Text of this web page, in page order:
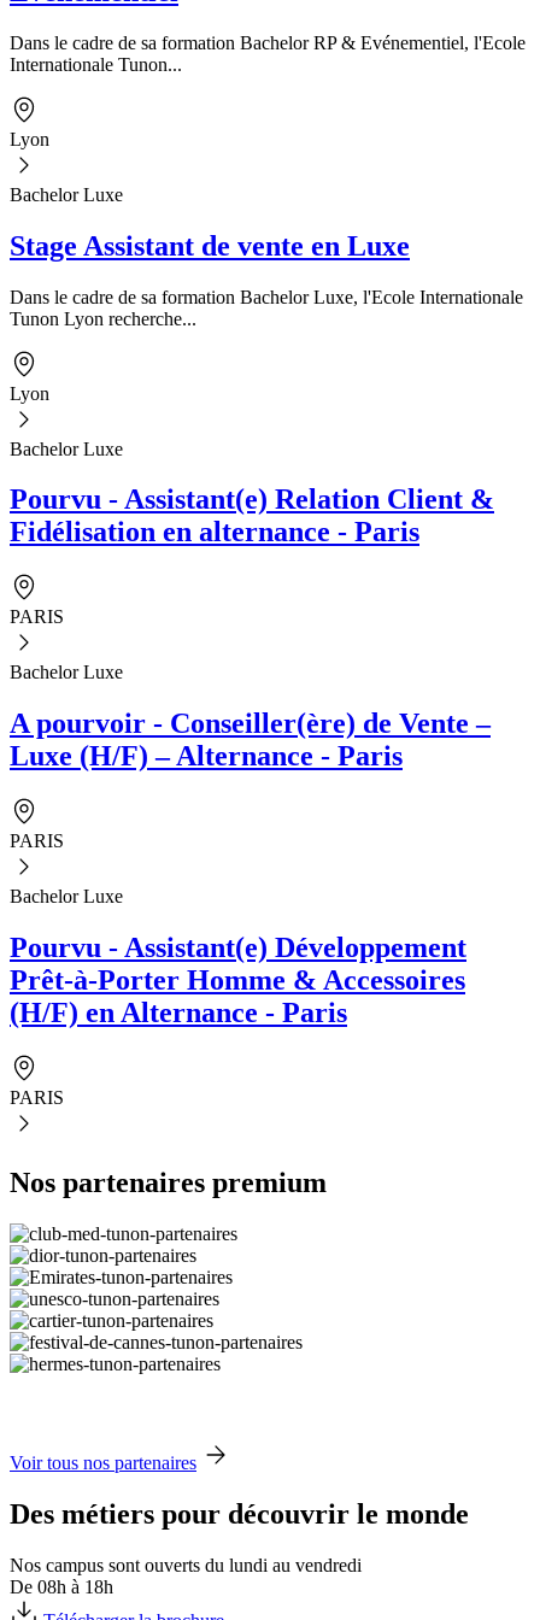
Dans le cadre de sa formation Bachelor RP & Evénementiel, l'Ecole
Internationale Tunon...
Lyon
Bachelor Luxe
Stage Assistant de vente en Luxe
Dans le cadre de sa formation Bachelor Luxe, l'Ecole Internationale
Tunon Lyon recherche...
Lyon
Bachelor Luxe
Pourvu - Assistant(e) Relation Client &
Fidélisation en alternance - Paris
PARIS
Bachelor Luxe
A pourvoir - Conseiller(ère) de Vente –
Luxe (H/F) – Alternance - Paris
PARIS
Bachelor Luxe
Pourvu - Assistant(e) Développement
Prêt-à-Porter Homme & Accessoires
(H/F) en Alternance - Paris
PARIS
Nos partenaires premium
Voir tous nos partenaires
Des métiers pour découvrir le monde
Nos campus sont ouverts du lundi au vendredi
De 08h à 18h